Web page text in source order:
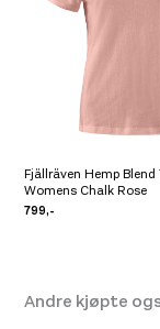
Fjällräven Hemp
Womens Chalk Rose
799,-
Andre kjøpte